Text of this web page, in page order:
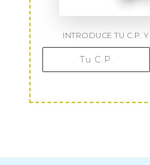
INTRODUCE TU C.P. Y